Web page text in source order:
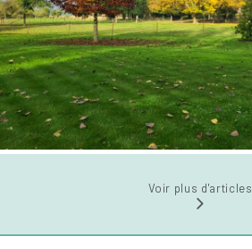
Voir plus d'articles